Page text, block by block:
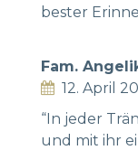
bester
Fam.
12. April
“In jeder
und mit ihr